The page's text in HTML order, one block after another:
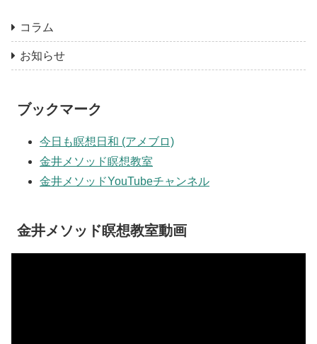
コラム
お知らせ
ブックマーク
今日も瞑想日和 (アメブロ)
金井メソッド瞑想教室
金井メソッドYouTubeチャンネル
金井メソッド瞑想教室動画